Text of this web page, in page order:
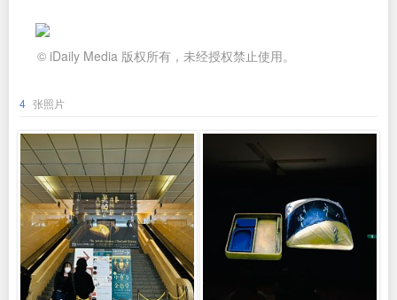
© iDaily Media 版权所有，未经授权禁止使用。
4 张照片